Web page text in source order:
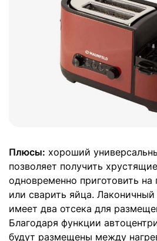
Плюсы: хороший
позволяет получить
одновременно приготовить
или сварить яйца.
имеет два отсека для
Благодаря функции
будут размещены между